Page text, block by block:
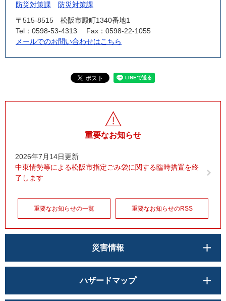
防災対策課
防災対策課
〒515-8515
松阪市殿町1340番地1
Tel：0598-53-4313
Fax：0598-22-1055
メールでのお問い合わせはこちら
重要なお知らせ
2026年7月14日更新
中東情勢等による松阪市指定ごみ袋に関する臨時措置を終
了します
重要なお知らせの一覧 重要なお知らせのRSS
災害情報
ハザードマップ